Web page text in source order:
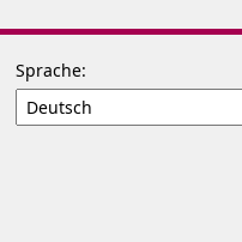
Sprache